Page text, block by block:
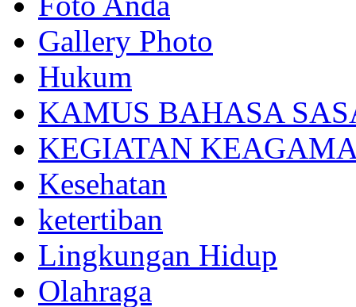
Gallery Photo
Hukum
KAMUS BAHASA
KEGIATAN
Kesehatan
ketertiban
Lingkungan Hidup
Olahraga